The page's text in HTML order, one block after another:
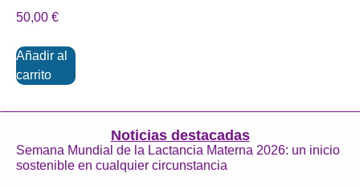
50,00 €
Añadir al
carrito
Noticias destacadas
Semana Mundial de la Lactancia Materna 2026: un inicio
sostenible en cualquier circunstancia